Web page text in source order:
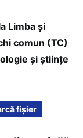
Limba și
comun (TC)
și științe
fișier